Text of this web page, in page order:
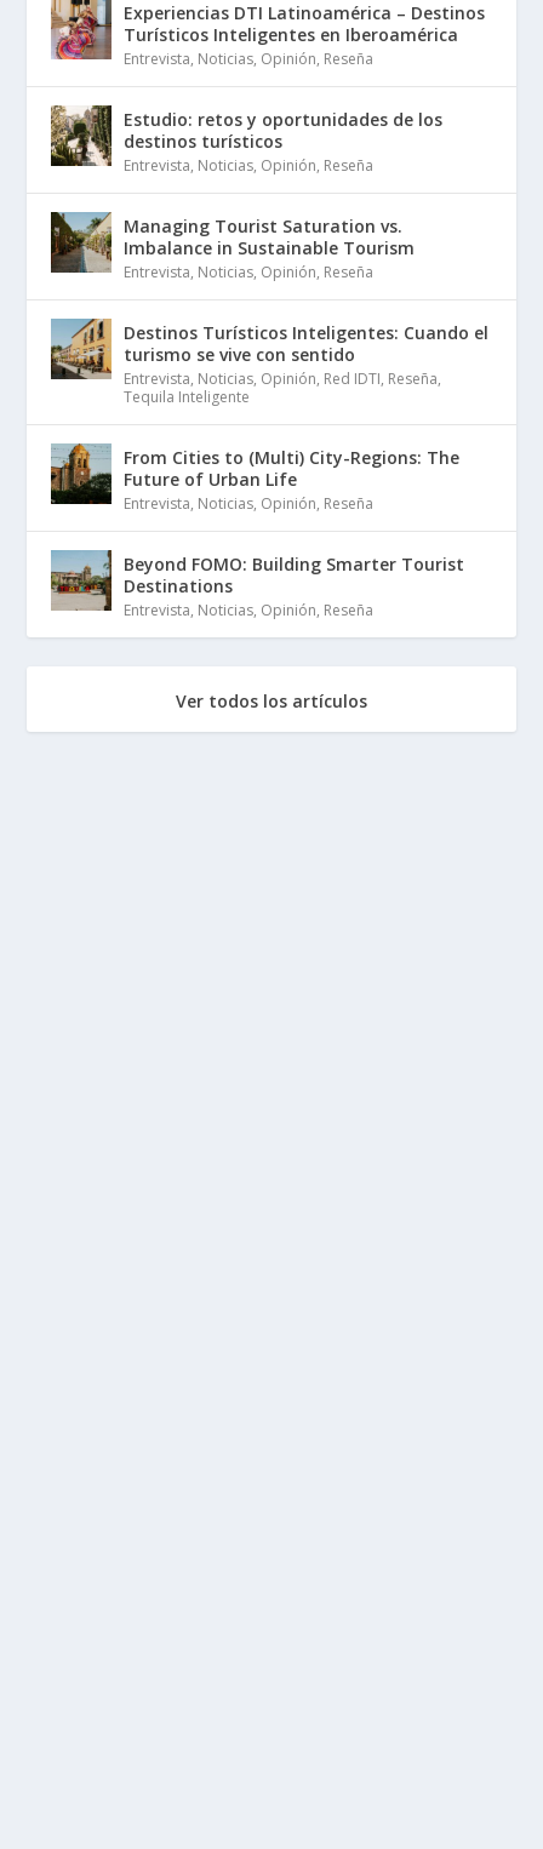
Experiencias DTI Latinoamérica – Destinos
Turísticos Inteligentes en Iberoamérica
Entrevista, Noticias, Opinión, Reseña
Estudio: retos y oportunidades de los
destinos turísticos
Entrevista, Noticias, Opinión, Reseña
Managing Tourist Saturation vs.
Imbalance in Sustainable Tourism
Entrevista, Noticias, Opinión, Reseña
Destinos Turísticos Inteligentes: Cuando el
turismo se vive con sentido
Entrevista, Noticias, Opinión, Red IDTI, Reseña,
Tequila Inteligente
From Cities to (Multi) City-Regions: The
Future of Urban Life
Entrevista, Noticias, Opinión, Reseña
Beyond FOMO: Building Smarter Tourist
Destinations
Entrevista, Noticias, Opinión, Reseña
Ver todos los artículos